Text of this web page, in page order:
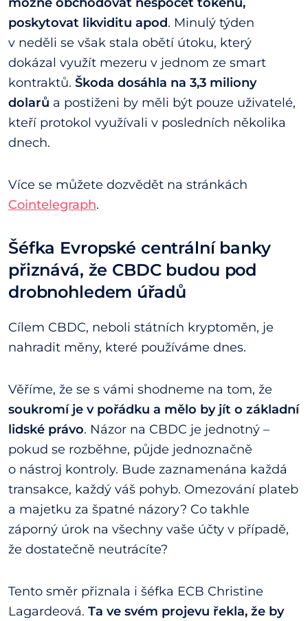
poskytovat likviditu apod. Minulý týden
v neděli se však stala obětí útoku, který
dokázal využít mezeru v jednom ze smart
kontraktů. Škoda dosáhla na 3,3 miliony
dolarů a postiženi by měli být pouze uživatelé,
kteří protokol využívali v posledních několika
dnech.
Více se můžete dozvědět na stránkách
Cointelegraph.
Šéfka Evropské centrální banky
přiznává, že CBDC budou pod
drobnohledem úřadů
Cílem CBDC, neboli státních kryptoměn, je
nahradit měny, které používáme dnes.
Věříme, že se s vámi shodneme na tom, že
soukromí je v pořádku a mělo by jít o základní
lidské právo. Názor na CBDC je jednotný –
pokud se rozběhne, půjde jednoznačně
o nástroj kontroly. Bude zaznamenána každá
transakce, každý váš pohyb. Omezování plateb
a majetku za špatné názory? Co takhle
záporný úrok na všechny vaše účty v případě,
že dostatečně neutrácíte?
Tento směr přiznala i šéfka ECB Christine
Lagardeová. Ta ve svém projevu řekla, že by